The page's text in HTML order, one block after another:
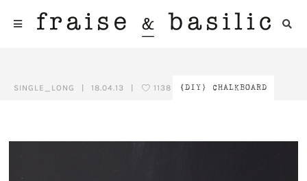
{DIY} CHALKBOARD
SINGLE_LONG 18.04.13 1138